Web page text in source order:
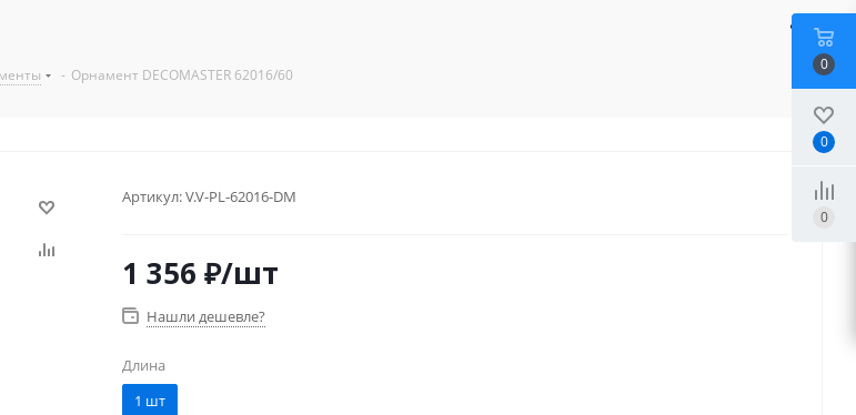
- Орнамент DECOMASTER 62016/60
Артикул:V.V-PL-62016-DM
1 356 ₽/шт
Нашли дешевле?
Длина
1 шт
0
0
0